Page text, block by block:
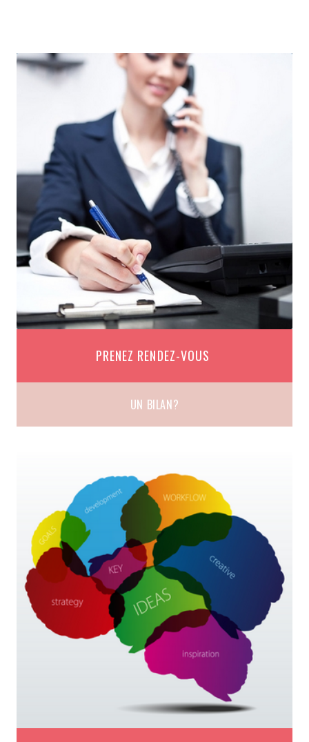
PRENEZ RENDEZ-VOUS
UN BILAN?